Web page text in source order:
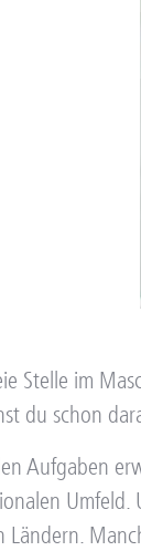
Stelle im
du schon
Aufgaben
Umfeld.
Ländern.